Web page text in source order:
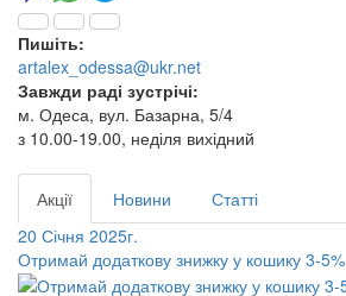
Пишіть:
artalex_odessa@ukr.net
Завжди раді зустрічі:
м. Одеса, вул. Базарна, 5/4
з 10.00-19.00, неділя вихідний
Акції Новини
Статті
20 Січня 2025г.
Отримай додаткову знижку у кошику 3-5%